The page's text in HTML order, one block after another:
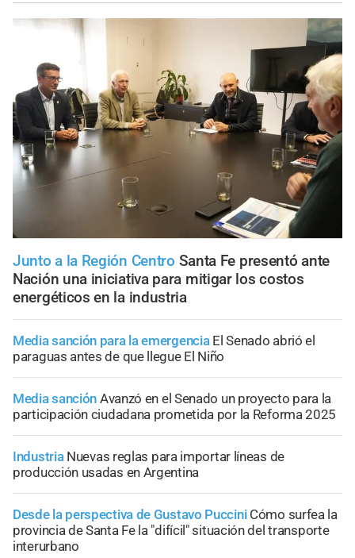
Junto a la Región Centro Santa Fe presentó ante
Nación una iniciativa para mitigar los costos
energéticos en la industria
Media sanción para la emergencia El Senado abrió el
paraguas antes de que llegue El Niño
Media sanción Avanzó en el Senado un proyecto para la
participación ciudadana prometida por la Reforma 2025
Industria Nuevas reglas para importar líneas de
producción usadas en Argentina
Desde la perspectiva de Gustavo Puccini Cómo surfea la
provincia de Santa Fe la "difícil" situación del transporte
interurbano